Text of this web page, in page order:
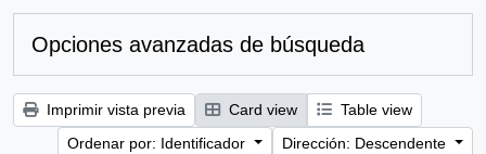
Opciones avanzadas de búsqueda
Imprimir vista previa Card view
Table view
Ordenar por: Identificador
Dirección: Descendente